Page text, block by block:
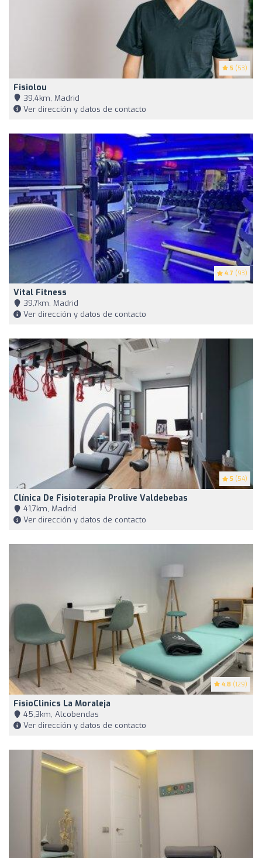
5 (53)
Fisiolou
39,4km, Madrid
Ver dirección y datos de contacto
4.7 (93)
Vital Fitness
39,7km, Madrid
Ver dirección y datos de contacto
5 (54)
Clínica De Fisioterapia Prolive Valdebebas
41,7km, Madrid
Ver dirección y datos de contacto
4.8 (129)
FisioClinics La Moraleja
45,3km, Alcobendas
Ver dirección y datos de contacto